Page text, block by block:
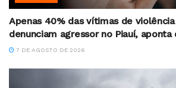
Apenas 40% das vítimas de
denunciam agressor no Piauí, aponta
7 DE AGOSTO DE 2026